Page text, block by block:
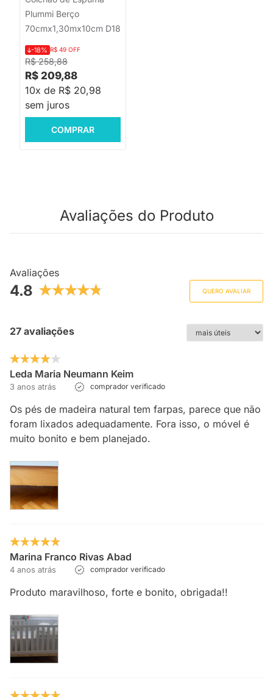
Plummi Berço
70cmx1,30mx10cm D18
R$ 258,88
-18% R$ 49 OFF
R$ 209,88
10x de R$ 20,98
sem juros
COMPRAR
Avaliações do Produto
Avaliações
4.8 QUERO AVALIAR
27 avaliações
Leda Maria Neumann Keim
3 anos atrás comprador verificado
Os pés de madeira natural tem farpas, parece que não
foram lixados adequadamente. Fora isso, o móvel é
muito bonito e bem planejado.
Marina Franco Rivas Abad
4 anos atrás comprador verificado
Produto maravilhoso, forte e bonito, obrigada!!